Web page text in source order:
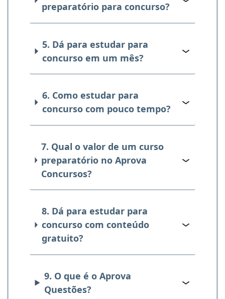
preparatório para concurso?
5. Dá para estudar para
concurso em um mês?
6. Como estudar para
concurso com pouco tempo?
7. Qual o valor de um curso
preparatório no Aprova
Concursos?
8. Dá para estudar para
concurso com conteúdo
gratuito?
9. O que é o Aprova
Questões?